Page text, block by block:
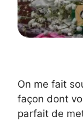
On me fait
façon dont
parfait de